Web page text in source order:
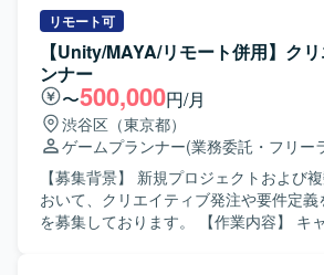
と高度な運用ノウハウを生かした長期的
創出に携わることができます。自律的
ルチャーの中で、大きな裁量を持って挑
す。 【開発環境】 ゲーム開発に最適な機材を含む環境が整
備されており、ご希望に応じて必要な機
R&D等の技術投資が行われます。快適な
ラクゼーションスペースなども備えた開
ります。
システム引き継ぎを推進していただきます。 【求め
像】 経理領域のシステム運用に主体的
連携しながら業務移管を着実に進めてい
ています。 【ポジションの魅力】 海外拠点から国内拠点へ
の運用保守移管という大規模なプロジェ
理領域における業務知見とOracle EBSの
ていただけます。 【開発環境】 経理領域アプリケーション
としてOracle EBSを利用しています。
リモート可
【Unity/MAYA/リモート併用】ク
ンナー
〜500,000円/月
渋谷区（東京都）
ゲームプランナー(業務委託・フリー
【募集背景】 新規プロジェクトおよび
おいて、クリエイティブ発注や要件定
を募集しております。 【作業内容】 キャラクターのモーシ